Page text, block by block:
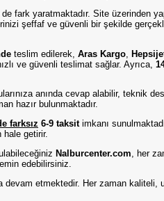
fark yaratmaktadır. Site üzerinden
şeffaf ve güvenli bir şekilde
teslim edilerek, Aras Kargo
ve güvenli teslimat sağlar. Ayrıca,
anında cevap alabilir, teknik
hazır bulunmaktadır.
farksız 6-9 taksitimkanı
hale getirir.
Nalburcenter.com , her
edebilirsiniz.
etmektedir. Her zaman